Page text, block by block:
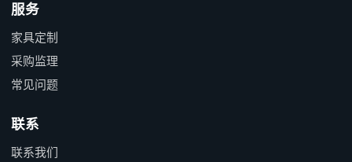
服务
家具定制
采购监理
常见问题
联系
联系我们